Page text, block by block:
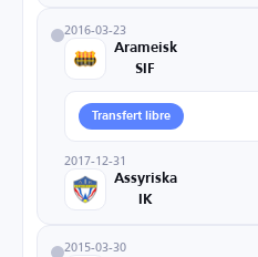
2016-03-23
Arameisk
SIF
Transfert libre
2017-12-31
Assyriska
IK
2015-03-30